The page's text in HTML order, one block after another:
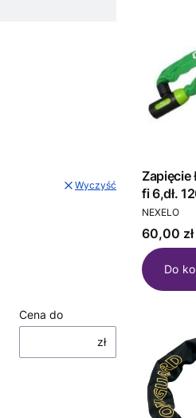
Wyczyść
Cena do
zł
Zapięcie ŁAŃCUCH na klucz, ogniwa
fi 6,dł.
zielone
PRODUCENT
NEXELO
Cena
60,00 zł
Do